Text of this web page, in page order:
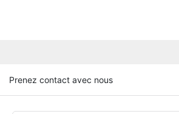
Prenez contact avec nous